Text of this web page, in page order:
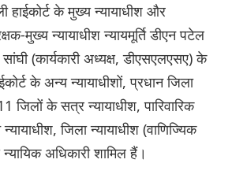
हाईकोर्ट के मुख्य न्यायाधीश और
मुख्य न्यायाधीश न्यायमूर्ति डीएन पटेल
सांघी (कार्यकारी अध्यक्ष, डीएसएलएसए) के
के अन्य न्यायाधीशों, प्रधान जिला
जिलों के सत्र न्यायाधीश, पारिवारिक
जिला न्यायाधीश (वाणिज्यिक
अधिकारी शामिल हैं।